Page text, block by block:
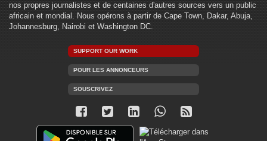
nos propres journalistes et de centaines d'autres sources vers un public
africain et mondial. Nous opérons à partir de Cape Town, Dakar, Abuja,
Johannesburg, Nairobi et Washington DC.
SUPPORT OUR WORK
POUR LES ANNONCEURS
SOUSCRIVEZ